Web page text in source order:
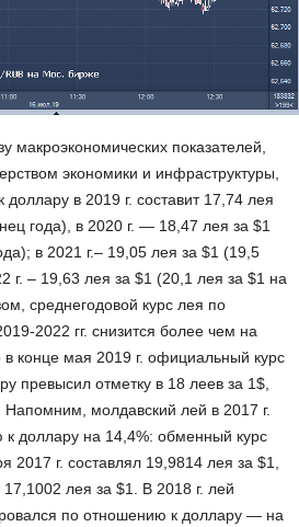
макроэкономических показателей,
экономики и инфраструктуры,
доллару в 2019 г. составит 17,74 лея
года), в 2020 г. — 18,47 лея за $1
в 2021 г.– 19,05 лея за $1 (19,5
г. – 19,63 лея за $1 (20,1 лея за $1 на
среднегодовой курс лея по
2022 гг. снизится более чем на
в конце мая 2019 г. официальный курс
превысил отметку в 18 леев за 1$,
Напомним, молдавский лей в 2017 г.
доллару на 14,4%: обменный курс
2017 г. составлял 19,9814 лея за $1,
лея за $1. В 2018 г. лей
по отношению к доллару — на